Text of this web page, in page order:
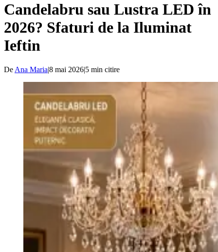
Candelabru sau Lustra LED în
2026? Sfaturi de la Iluminat
Ieftin
De Ana Maria|8 mai 2026|5 min citire